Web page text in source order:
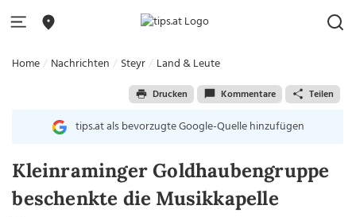
Home Nachrichten Steyr Land & Leute
Drucken Kommentare Teilen
tips.at als bevorzugte Google-Quelle hinzufügen
Kleinraminger Goldhaubengruppe
beschenkte die Musikkapelle